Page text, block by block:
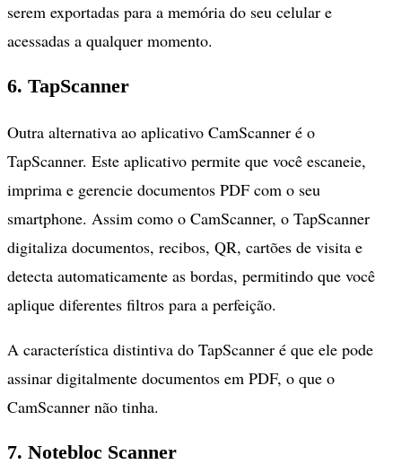
serem exportadas para a memória do seu celular e
acessadas a qualquer momento.
6. TapScanner
Outra alternativa ao aplicativo CamScanner é o
TapScanner. Este aplicativo permite que você escaneie,
imprima e gerencie documentos PDF com o seu
smartphone. Assim como o CamScanner, o TapScanner
digitaliza documentos, recibos, QR, cartões de visita e
detecta automaticamente as bordas, permitindo que você
aplique diferentes filtros para a perfeição.
A característica distintiva do TapScanner é que ele pode
assinar digitalmente documentos em PDF, o que o
CamScanner não tinha.
7. Notebloc Scanner